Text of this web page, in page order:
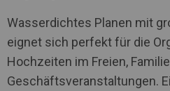
Wasserdichtes Planen mit
eignet sich perfekt für die
Hochzeiten im Freien,
Geschäftsveranstaltungen.